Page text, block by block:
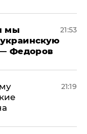
мы
Федоров
21:53
21:19